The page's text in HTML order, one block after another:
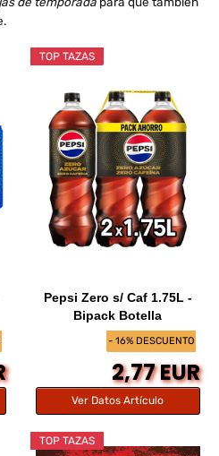
- 16% DESCUENTO
TOP TAZAS
Pepsi Zero s/ Caf 1.75L -
Bipack Botella
2,77 EUR
Ver Datos Artículo
TOP TAZAS